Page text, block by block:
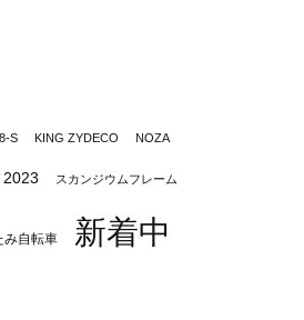
S KING ZYDECO NOZA
スカンジウムフレーム
み自転車 新着中